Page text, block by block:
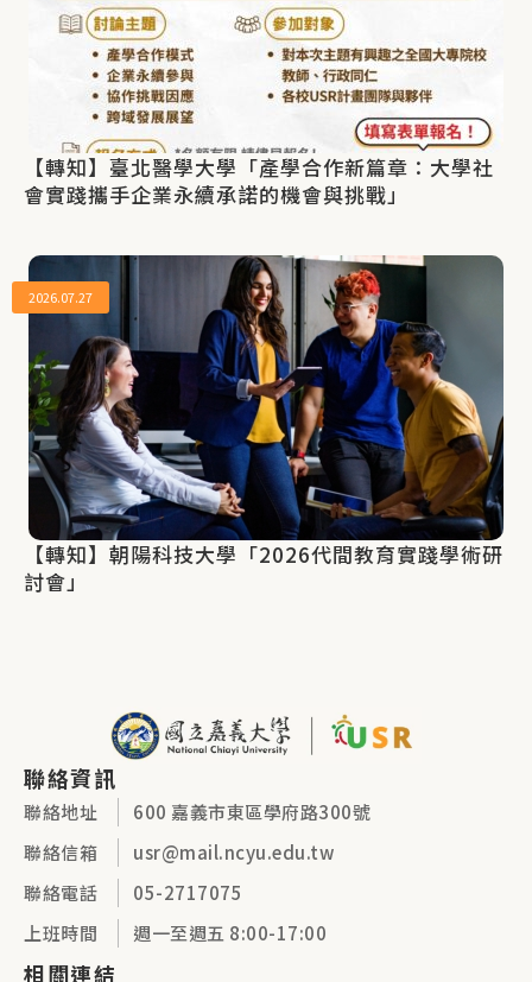
【轉知】臺北醫學大學「產學合作新篇章：大學社
會實踐攜手企業永續承諾的機會與挑戰」
【轉知】朝陽科技大學「2026代間教育實踐學術研
討會」
2026.07.27
聯絡資訊
聯絡地址
600 嘉義市東區學府路300號
聯絡信箱
usr@mail.ncyu.edu.tw
聯絡電話
05-2717075
上班時間
週一至週五 8:00-17:00
相關連結